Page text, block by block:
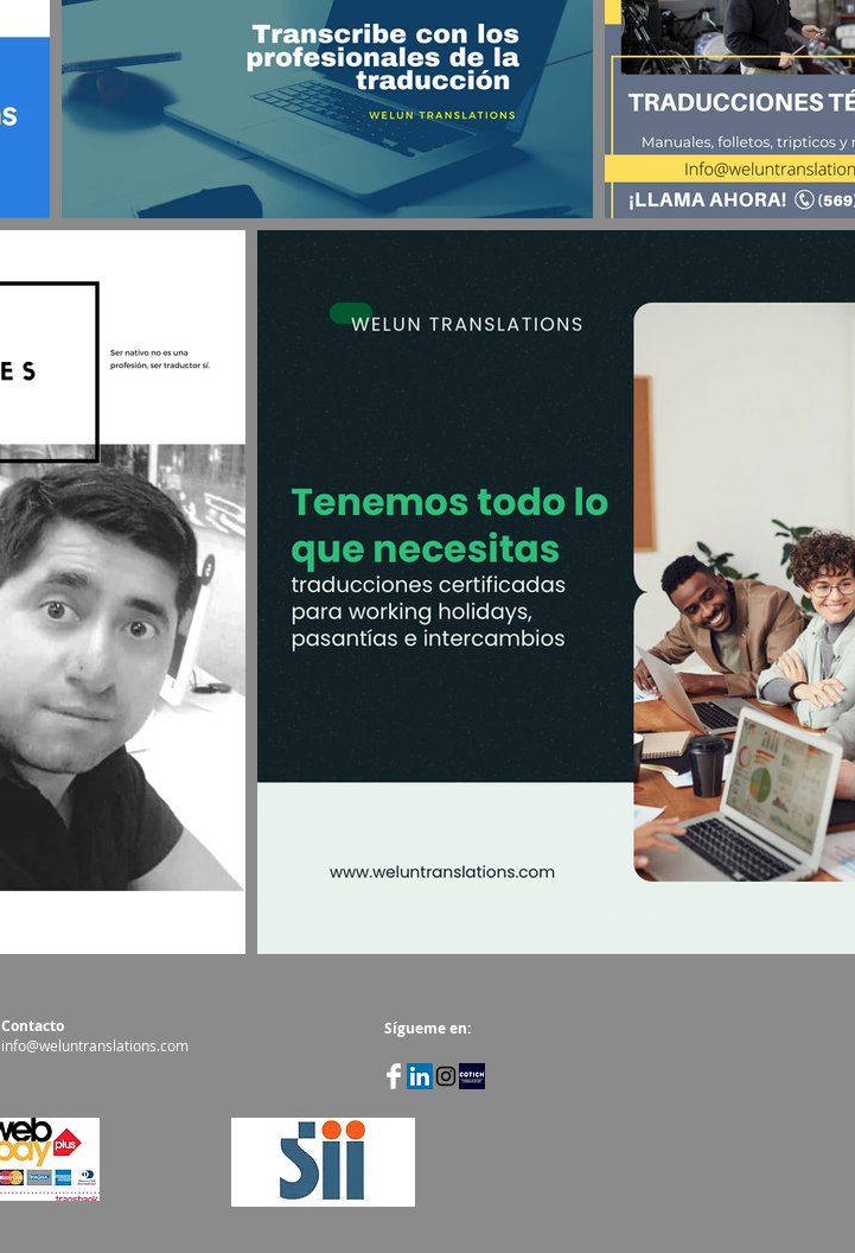
Contacto
info@weluntranslations.com
Sígueme en: